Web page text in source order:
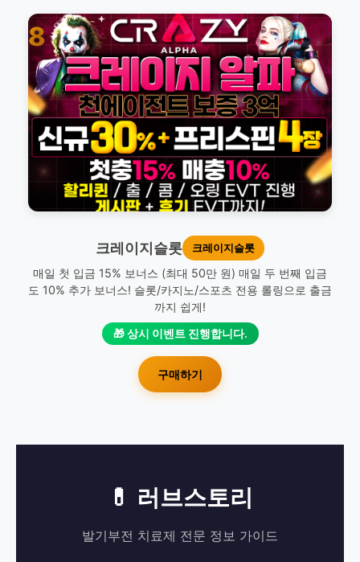
8
크레이지슬롯 크레이지슬롯
매일 첫 입금 15% 보너스 (최대 50만 원) 매일 두 번째 입금
도 10% 추가 보너스! 슬롯/카지노/스포츠 전용 롤링으로 출금
까지 쉽게!
🎁 상시 이벤트 진행합니다.
구매하기
💊 러브스토리
발기부전 치료제 전문 정보 가이드